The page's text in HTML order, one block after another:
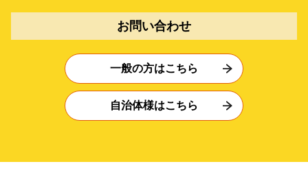
お問い合わせ
一般の方はこちら
自治体様はこちら